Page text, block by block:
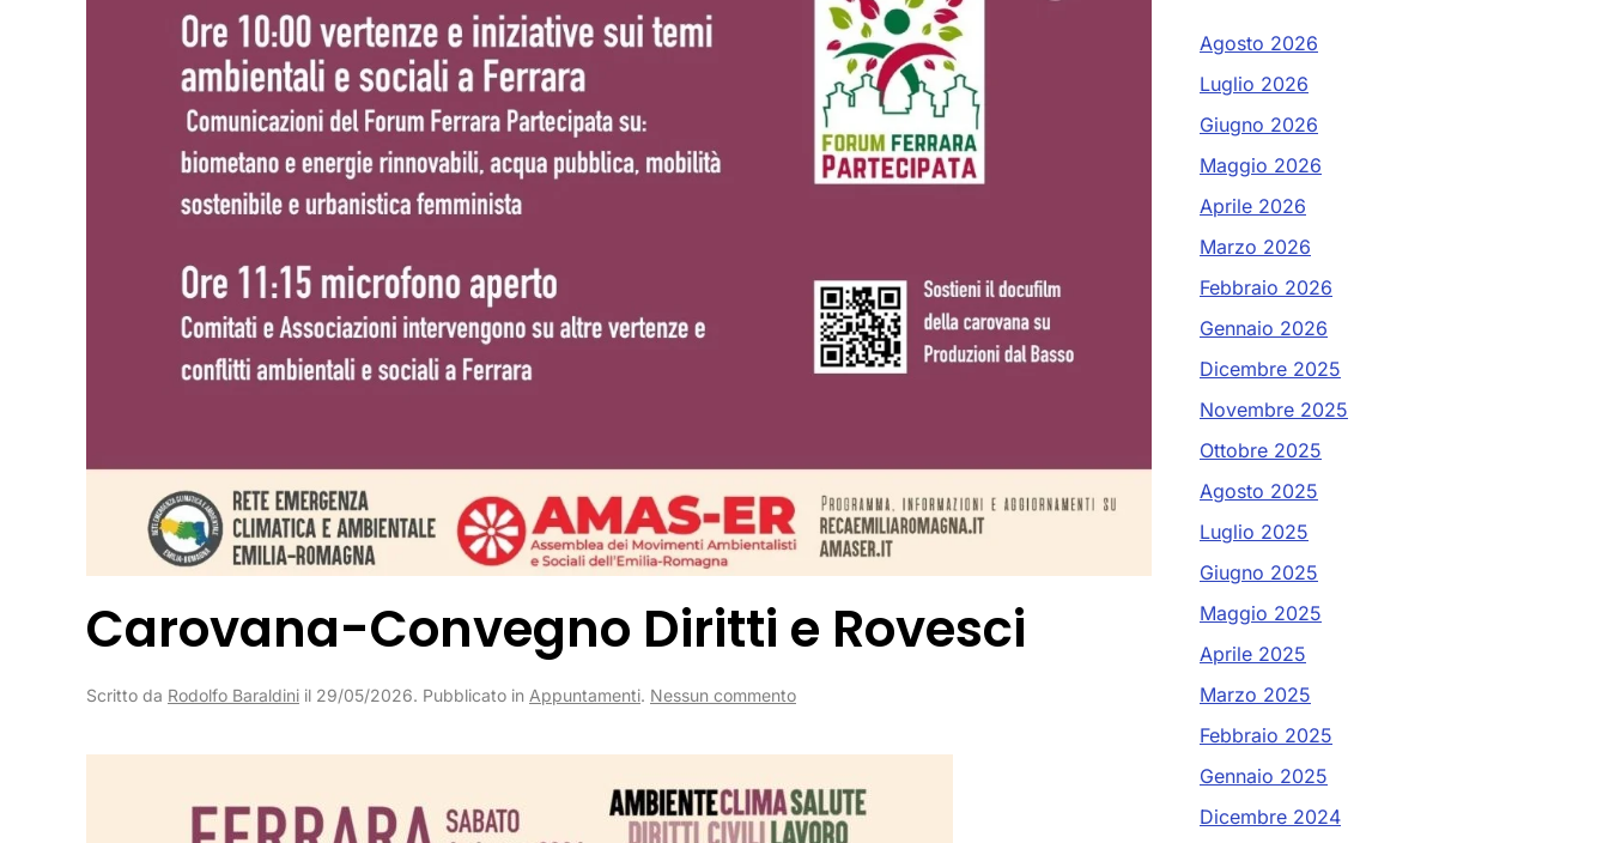
Carovana-Convegno Diritti e Rovesci
Scritto da Rodolfo Baraldini il 29/05/2026. Pubblicato in Appuntamenti. Nessun commentosu
e
Rovesci
Agosto 2026
Luglio 2026
Giugno 2026
Maggio 2026
Aprile 2026
Marzo 2026
Febbraio 2026
Gennaio 2026
Dicembre 2025
Novembre 2025
Ottobre 2025
Agosto 2025
Luglio 2025
Giugno 2025
Maggio 2025
Aprile 2025
Marzo 2025
Febbraio 2025
Gennaio 2025
Dicembre 2024